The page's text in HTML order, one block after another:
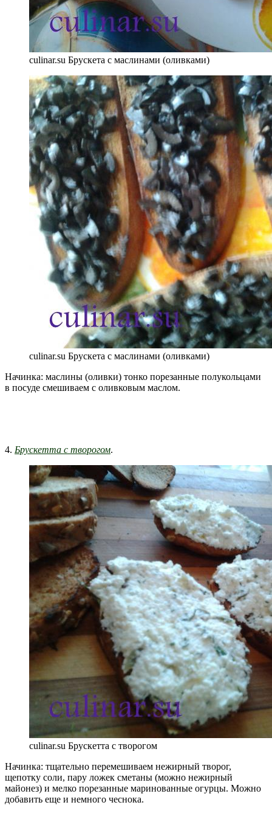
culinar.su Брускета с маслинами (оливками)
culinar.su Брускета с маслинами (оливками)
Начинка: маслины (оливки) тонко порезанные полукольцами
в посуде смешиваем с оливковым маслом.
4. Брускетта с творогом.
culinar.su Брускетта с творогом
Начинка: тщательно перемешиваем нежирный творог,
щепотку соли, пару ложек сметаны (можно нежирный
майонез) и мелко порезанные маринованные огурцы. Можно
добавить еще и немного чеснока.